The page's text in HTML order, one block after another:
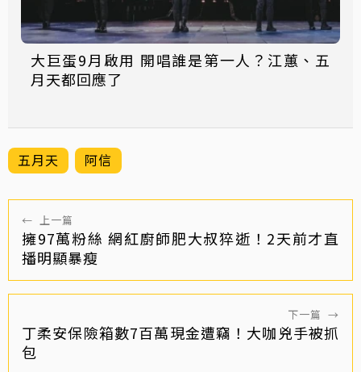
大巨蛋9月啟用 開唱誰是第一人？江蕙、五
月天都回應了
五月天 阿信
← 上一篇
擁97萬粉絲 網紅廚師肥大叔猝逝！2天前才直
播明顯暴瘦
下一篇 →
丁柔安保險箱數7百萬現金遭竊！大咖兇手被抓
包